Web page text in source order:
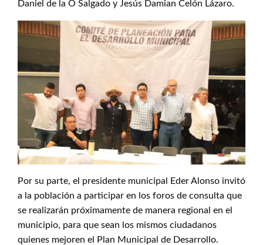
Daniel de la O Salgado y Jesús Damian Celón Lázaro.
Por su parte, el presidente municipal Eder Alonso invitó
a la población a participar en los foros de consulta que
se realizarán próximamente de manera regional en el
municipio, para que sean los mismos ciudadanos
quienes mejoren el Plan Municipal de Desarrollo.